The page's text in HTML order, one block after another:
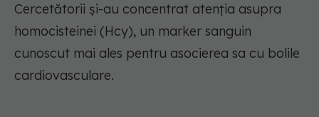
Cercetătorii și-au concentrat atenția asupra
homocisteinei (Hcy), un marker sanguin
cunoscut mai ales pentru asocierea sa cu bolile
cardiovasculare.